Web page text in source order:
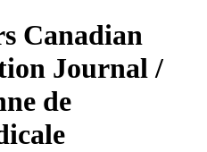
Canadian
Journal /
de